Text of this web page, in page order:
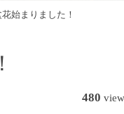
花始まりました！
480 view